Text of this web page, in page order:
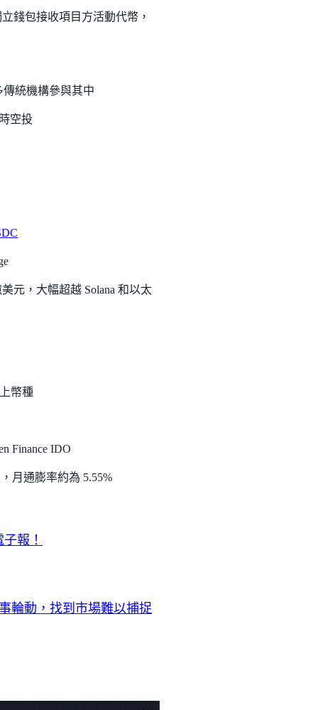
錢包接收項目方活動代幣，
傳統機構參與其中
空投
元，大幅超越 Solana 和以太
幣種
Finance IDO
月通膨率約為 5.55%
報！
輪動，找到市場難以捕捉